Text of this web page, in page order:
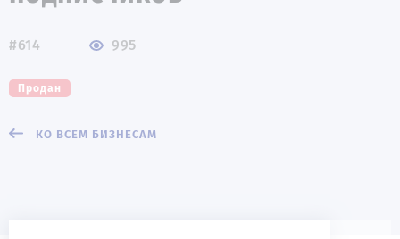
#614 995
Продан
КО ВСЕМ БИЗНЕСАМ